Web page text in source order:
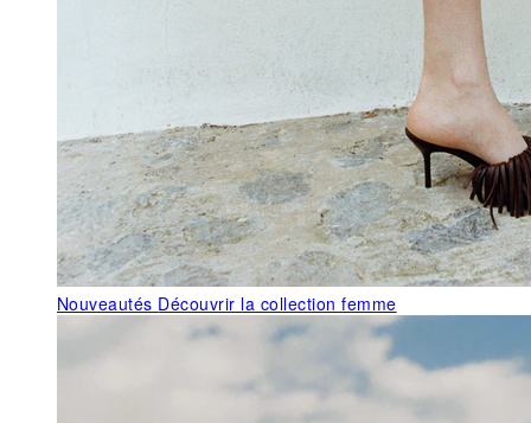
Nouveautés Découvrir la collection femme